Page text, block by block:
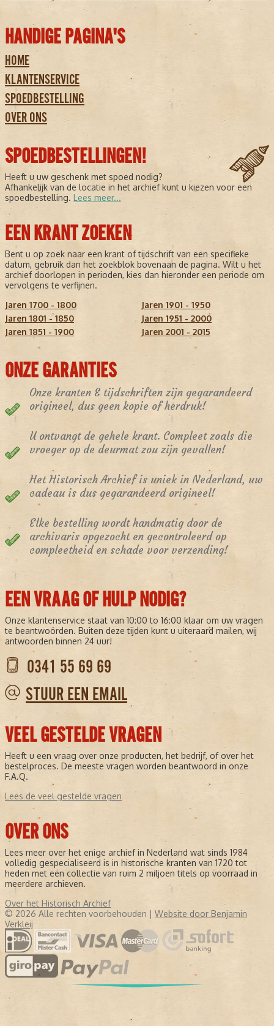
HANDIGE PAGINA'S
HOME
KLANTENSERVICE
SPOEDBESTELLING
OVER ONS
SPOEDBESTELLINGEN!
Heeft u uw geschenk met spoed nodig?
Afhankelijk van de locatie in het archief kunt u kiezen voor een
spoedbestelling. Lees meer...
EEN KRANT ZOEKEN
Bent u op zoek naar een krant of tijdschrift van een specifieke
datum, gebruik dan het zoekblok bovenaan de pagina. Wilt u het
archief doorlopen in perioden, kies dan hieronder een periode om
vervolgens te verfijnen.
Jaren 1700 - 1800
Jaren 1801 - 1850
Jaren 1851 - 1900
Jaren 1901 - 1950
Jaren 1951 - 2000
Jaren 2001 - 2015
ONZE GARANTIES
Onze kranten & tijdschriften zijn gegarandeerd
origineel, dus geen kopie of herdruk!
U ontvangt de gehele krant. Compleet zoals die
vroeger op de deurmat zou zijn gevallen!
Het Historisch Archief is uniek in Nederland, uw
cadeau is dus gegarandeerd origineel!
Elke bestelling wordt handmatig door de
archivaris opgezocht en gecontroleerd op
compleetheid en schade voor verzending!
EEN VRAAG OF HULP NODIG?
Onze klantenservice staat van 10:00 to 16:00 klaar om uw vragen
te beantwoorden. Buiten deze tijden kunt u uiteraard mailen, wij
antwoorden binnen 24 uur!
0341 55 69 69
STUUR EEN EMAIL
VEEL GESTELDE VRAGEN
Heeft u een vraag over onze producten, het bedrijf, of over het
bestelproces. De meeste vragen worden beantwoord in onze
F.A.Q.
Lees de veel gestelde vragen
OVER ONS
Lees meer over het enige archief in Nederland wat sinds 1984
volledig gespecialiseerd is in historische kranten van 1720 tot
heden met een collectie van ruim 2 miljoen titels op voorraad in
meerdere archieven.
Over het Historisch Archief
© 2026 Alle rechten voorbehouden | Website door Benjamin
Verkleij